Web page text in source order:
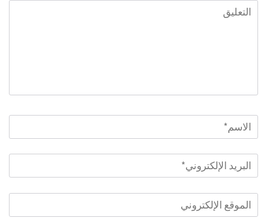
التعليق
الاسم
البريد
الإلكتروني*
الموقع
الإلكتروني